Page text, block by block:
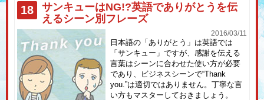
18
サンキューはNG!?英語でありがとうを伝
えるシーン別フレーズ
2016/03/11
日本語の「ありがとう」は英語では
「サンキュー」ですが、感謝を伝える
言葉はシーンに合わせた使い方が必要
であり、ビジネスシーンで“Thank
you.”は適切ではありません。丁寧な言
い方もマスターしておきましょう。